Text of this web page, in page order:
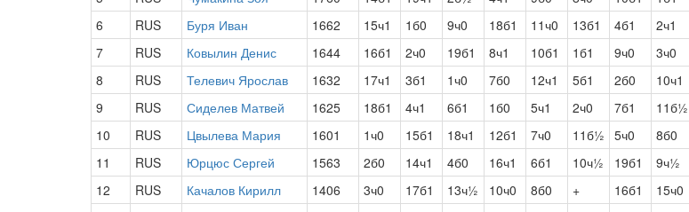
6
RUS Буря Иван 1662 15ч1 1б0 9ч0 18б1 11ч0 13б1 4б1 2ч1
7
RUS Ковылин Денис 1644 16б1 2ч0 19б1 8ч1 10б1 1б1 9ч0 3ч0
8
RUS Телевич Ярослав 1632 17ч1 3б1 1ч0 7б0 12ч1 5б1 2б0 10ч1
9
RUS Сиделев Матвей 1625 18б1 4ч1 6б1 1б0 5ч1 2ч0 7б1 11б½
10
RUS Цвылева Мария 1601 1ч0 15б1 18ч1 12б1 7ч0 11б½ 5ч0 8б0
11
RUS Юрцюс Сергей 1563 2б0 14ч1 4б0 16ч1 6б1 10ч½ 19б1 9ч½
12
RUS Качалов Кирилл 1406 3ч0 17б1 13ч½ 10ч0 8б0 + 16б1 15ч0